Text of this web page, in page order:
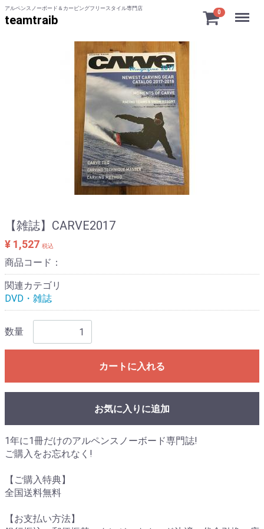
アルペンスノーボード＆カービングフリースタイル専門店
teamtraib
0 Menu
【雑誌】CARVE2017
¥ 1,527 税込
商品コード：
関連カテゴリ
DVD・雑誌
数量
カートに入れる
お気に入りに追加
1年に1冊だけのアルペンスノーボード専門誌!
ご購入をお忘れなく!
【ご購入特典】
全国送料無料
【お支払い方法】